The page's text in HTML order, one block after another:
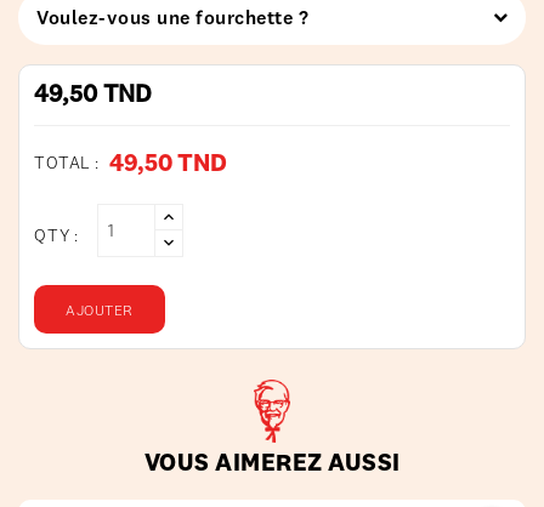
Voulez-vous une fourchette ?
49,50 TND
TOTAL : 49,50 TND
QTY :
AJOUTER
VOUS AIMEREZ AUSSI